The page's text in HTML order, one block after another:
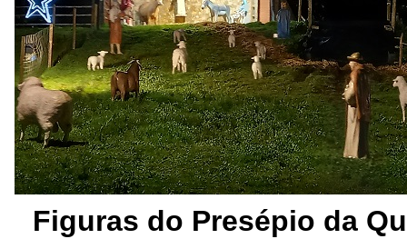
Figuras do Presépio da